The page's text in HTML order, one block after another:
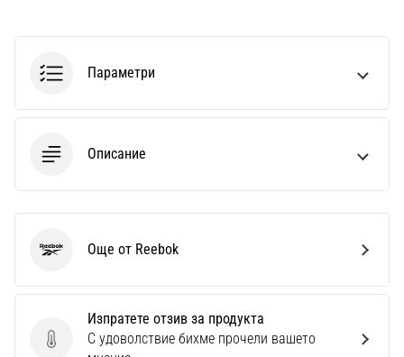
Параметри
Описание
Изпратете отзив за продукта
Изпратете отзив за продукта
С удоволствие бихме прочели вашето
ReebokОще от Reebok